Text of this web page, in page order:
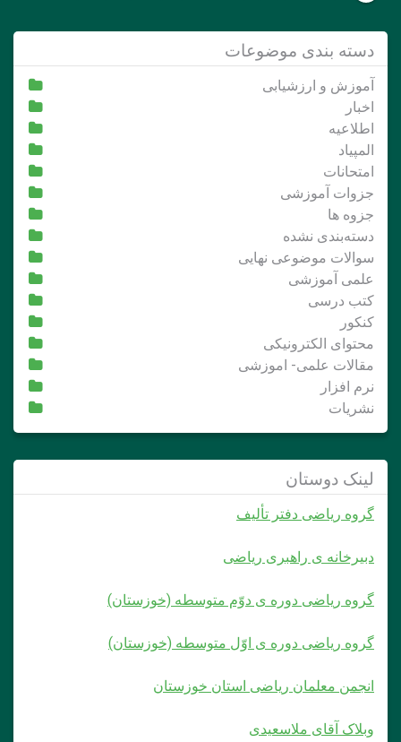
دسته بندی موضوعات
آموزش و ارزشیابی
اخبار
اطلاعیه
المپیاد
امتحانات
جزوات آموزشی
جزوه ها
دسته‌بندی نشده
سوالات موضوعی نهایی
علمی آموزشی
کتب درسی
کنکور
محتوای الکترونیکی
مقالات علمی- اموزشی
نرم افزار
نشریات
لینک دوستان
گروه ریاضی دفتر تألیف
دبیرخانه ی راهبری ریاضی
گروه ریاضی دوره ی دوّم متوسطه (خوزستان)
گروه ریاضی دوره ی اوّل متوسطه (خوزستان)
انجمن معلمان ریاضی استان خوزستان
وبلاک آقای ملاسعیدی